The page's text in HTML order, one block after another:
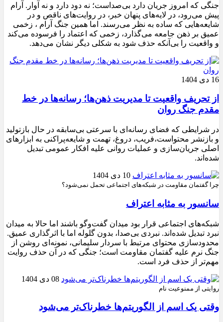
جنگی که امروز جریان دارد بی‌صداست؛ نه دود دارد و نه آوار. آرام
پیش می‌رود، در لایه‌های پنهان خبر، در روایت‌های ناقص و در
شایعه‌هایی که ساده به نظر می‌رسند. اما همین جنگ آرام ، زخمی
عمیق بر ذهن جامعه می‌گذارد، زخمی که اعتماد را فرسوده می‌کند
و واقعیت را بی‌آنکه حذف شود به شکلی دیگر نشان می‌دهد.
16 دی 1404
از تحریف واقعیت تا مدیریت ذهن‌ها؛ رسانه‌ها در خط
مقدم جنگ روان
در شرایطی که فضای رسانه‌ای با سرعتی بی‌سابقه در حال بازتولید
و بازنشر محتواست،فریب، دروغ، تهمت و شایعه‌پراکنی به ابزارهای
اصلی جریان‌سازی و عملیات روانی علیه افکار عمومی تبدیل
شده‌اند.
10 دی 1404
چرا گفتمان مقاومت در شبکه‌های اجتماعی تحمل نمی‌شود؟
سانسور به مثابه اعتراف
شبکه‌های اجتماعی قرار بود میدان گفت‌وگو باشند اما حالا به میدان
نبرد تبدیل شده‌اند. نبردی بی‌صدا، بدون گلوله اما با اثرگذاری عمیق.
محدودسازی محتوای مرتبط با سردار سلیمانی، نمونه‌ای روشن از
جنگ نرم علیه گفتمان مقاومت است؛ جنگی که در آن حذف روایت
مهم‌تر از حذف فرد است.
08 دی 1404
روایتی از ممنوعیت نام
وقتی یک اسم از الگوریتم‌ها خطرناک‌تر می‌شود